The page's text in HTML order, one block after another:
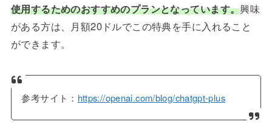
使用するためのおすすめのプランとなっています。興味
がある方は、月額20ドルでこの特典を手に入れること
ができます。
参考サイト： https://openai.com/blog/chatgpt-plus